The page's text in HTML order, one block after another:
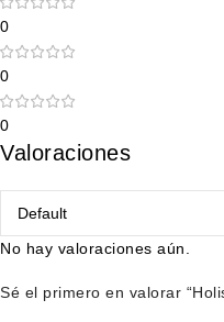
0
0
0
Valoraciones
No hay valoraciones aún.
Sé el primero en valorar